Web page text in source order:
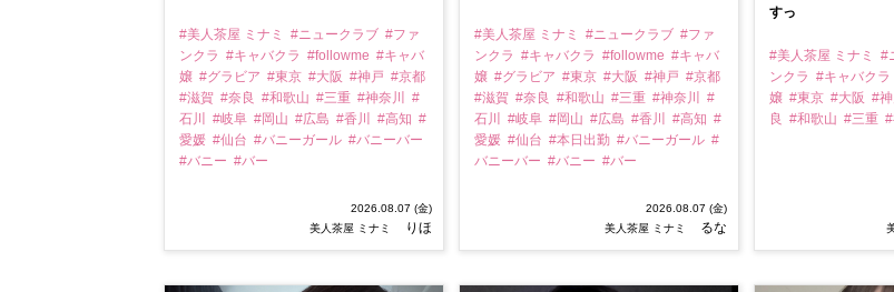
#美人茶屋 ミナミ #ニュークラブ #ファ
ンクラ #キャバクラ #followme #キャバ
嬢 #グラビア #東京 #大阪 #神戸 #京都
#滋賀 #奈良 #和歌山 #三重 #神奈川
#
石川
#岐阜 #岡山 #広島 #香川 #高知 #
愛媛 #仙台 #バニーガール #バニーバー
#バニー #バー
2026.08.07 (金)
美人茶屋 ミナミ
りほ
#美人茶屋 ミナミ #ニュークラブ #ファ
ンクラ #キャバクラ #followme #キャバ
嬢 #グラビア #東京 #大阪 #神戸 #京都
#滋賀 #奈良 #和歌山 #三重 #神奈川
#
石川
#岐阜 #岡山 #広島 #香川 #高知 #
愛媛 #仙台 #本日出勤 #バニーガール #
バニーバー #バニー #バー
2026.08.07 (金)
美人茶屋 ミナミ
るな
すっ
#美人茶屋 ミナミ #
ンクラ #キャバクラ
嬢 #東京 #大阪 #
良 #和歌山 #三重 #